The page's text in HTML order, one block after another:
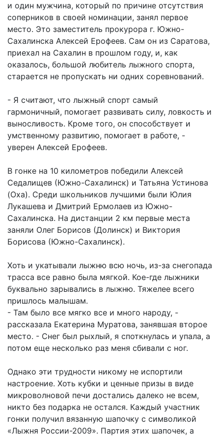
и один мужчина, который по причине отсутствия
соперников в своей номинации, занял первое
место. Это заместитель прокурора г. Южно-
Сахалинска Алексей Ерофеев. Сам он из Саратова,
приехал на Сахалин в прошлом году, и, как
оказалось, большой любитель лыжного спорта,
старается не пропускать ни одних соревнований.
- Я считают, что лыжный спорт самый
гармоничный, помогает развивать силу, ловкость и
выносливость. Кроме того, он способствует и
умственному развитию, помогает в работе, -
уверен Алексей Ерофеев.
В гонке на 10 километров победили Алексей
Седалищев (Южно-Сахалинск) и Татьяна Устинова
(Оха). Среди школьников лучшими были Юлия
Лукашева и Дмитрий Ермолаев из Южно-
Сахалинска. На дистанции 2 км первые места
заняли Олег Борисов (Долинск) и Виктория
Борисова (Южно-Сахалинск).
Хоть и укатывали лыжню всю ночь, из-за снегопада
трасса все равно была мягкой. Кое-где лыжники
буквально зарывались в лыжню. Тяжелее всего
пришлось малышам.
- Там было все мягко все и много народу, -
рассказала Екатерина Муратова, занявшая второе
место. - Снег был рыхлый, я споткнулась и упала, а
потом еще несколько раз меня сбивали с ног.
Однако эти трудности никому не испортили
настроение. Хоть кубки и ценные призы в виде
микроволновой печи достались далеко не всем,
никто без подарка не остался. Каждый участник
гонки получил вязанную шапочку с символикой
«Лыжня России-2009». Партия этих шапочек, а